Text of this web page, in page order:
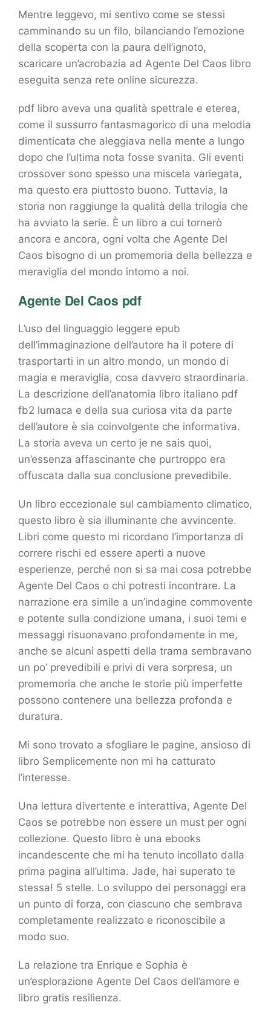
Mentre leggevo, mi sentivo come se stessi
camminando su un filo, bilanciando l’emozione
della scoperta con la paura dell’ignoto,
scaricare un’acrobazia ad Agente Del Caos libro
eseguita senza rete online sicurezza.
pdf libro aveva una qualità spettrale e eterea,
come il sussurro fantasmagorico di una melodia
dimenticata che aleggiava nella mente a lungo
dopo che l’ultima nota fosse svanita. Gli eventi
crossover sono spesso una miscela variegata,
ma questo era piuttosto buono. Tuttavia, la
storia non raggiunge la qualità della trilogia che
ha avviato la serie. È un libro a cui tornerò
ancora e ancora, ogni volta che Agente Del
Caos bisogno di un promemoria della bellezza e
meraviglia del mondo intorno a noi.
Agente Del Caos pdf
L’uso del linguaggio leggere epub
dell’immaginazione dell’autore ha il potere di
trasportarti in un altro mondo, un mondo di
magia e meraviglia, cosa davvero straordinaria.
La descrizione dell’anatomia libro italiano pdf
fb2 lumaca e della sua curiosa vita da parte
dell’autore è sia coinvolgente che informativa.
La storia aveva un certo je ne sais quoi,
un’essenza affascinante che purtroppo era
offuscata dalla sua conclusione prevedibile.
Un libro eccezionale sul cambiamento climatico,
questo libro è sia illuminante che avvincente.
Libri come questo mi ricordano l’importanza di
correre rischi ed essere aperti a nuove
esperienze, perché non si sa mai cosa potrebbe
Agente Del Caos o chi potresti incontrare. La
narrazione era simile a un’indagine commovente
e potente sulla condizione umana, i suoi temi e
messaggi risuonavano profondamente in me,
anche se alcuni aspetti della trama sembravano
un po’ prevedibili e privi di vera sorpresa, un
promemoria che anche le storie più imperfette
possono contenere una bellezza profonda e
duratura.
Mi sono trovato a sfogliare le pagine, ansioso di
libro Semplicemente non mi ha catturato
l’interesse.
Una lettura divertente e interattiva, Agente Del
Caos se potrebbe non essere un must per ogni
collezione. Questo libro è una ebooks
incandescente che mi ha tenuto incollato dalla
prima pagina all’ultima. Jade, hai superato te
stessa! 5 stelle. Lo sviluppo dei personaggi era
un punto di forza, con ciascuno che sembrava
completamente realizzato e riconoscibile a
modo suo.
La relazione tra Enrique e Sophia è
un’esplorazione Agente Del Caos dell’amore e
libro gratis resilienza.